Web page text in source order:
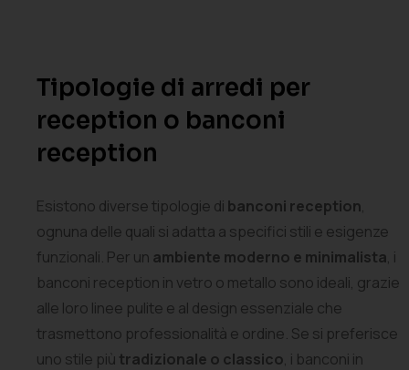
Tipologie di arredi per
reception o banconi
reception
Esistono diverse tipologie di banconi reception,
ognuna delle quali si adatta a specifici stili e esigenze
funzionali. Per un ambiente moderno e minimalista, i
banconi reception in vetro o metallo sono ideali, grazie
alle loro linee pulite e al design essenziale che
trasmettono professionalità e ordine. Se si preferisce
uno stile più tradizionale o classico, i banconi in